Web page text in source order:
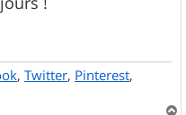
, Twitter, Pinterest,